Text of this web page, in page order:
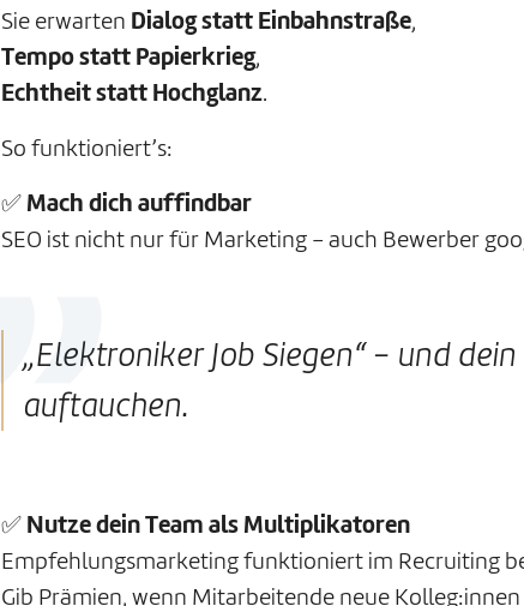
Sie erwarten Dialog statt Einbahnstraße,
Tempo statt Papierkrieg,
Echtheit statt Hochglanz.
So funktioniert’s:
✅ Mach dich auffindbar
SEO ist nicht nur für Marketing – auch Bewerber
„Elektroniker Job Siegen“ – und
auftauchen.
✅ Nutze dein Team als Multiplikatoren
Empfehlungsmarketing funktioniert im Recruiting
Gib Prämien, wenn Mitarbeitende neue